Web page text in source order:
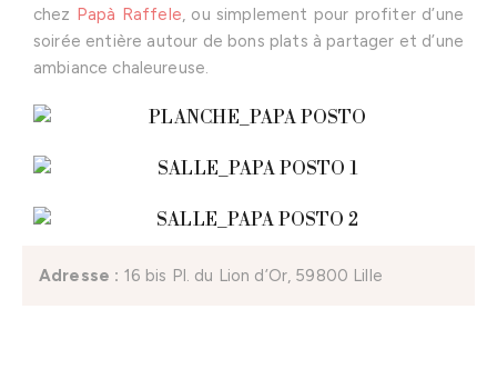
chez Papà Raffele, ou simplement pour profiter d’une
soirée entière autour de bons plats à partager et d’une
ambiance chaleureuse.
Adresse : 16 bis Pl. du Lion d’Or, 59800 Lille